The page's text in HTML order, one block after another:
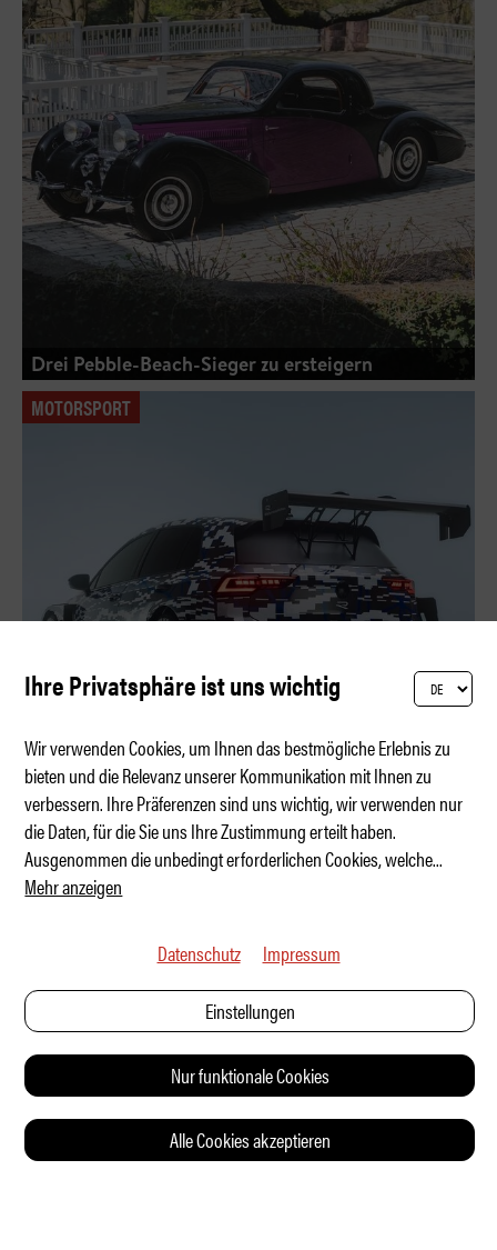
Drei Pebble-Beach-Sieger zu ersteigern
MOTORSPORT
Golf R 24H – zurück in der Grünen Hölle
Ihre Privatsphäre ist uns wichtig
Wir verwenden Cookies, um Ihnen das bestmögliche Erlebnis zu
bieten und die Relevanz unserer Kommunikation mit Ihnen zu
verbessern. Ihre Präferenzen sind uns wichtig, wir verwenden nur
die Daten, für die Sie uns Ihre Zustimmung erteilt haben.
Ausgenommen die unbedingt erforderlichen Cookies, welche...
Mehr anzeigen
Datenschutz Impressum
Einstellungen
Nur funktionale Cookies
Alle Cookies akzeptieren